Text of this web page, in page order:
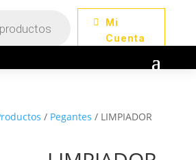
Mi
Cuenta
/ Pegantes / LIMPIADOR